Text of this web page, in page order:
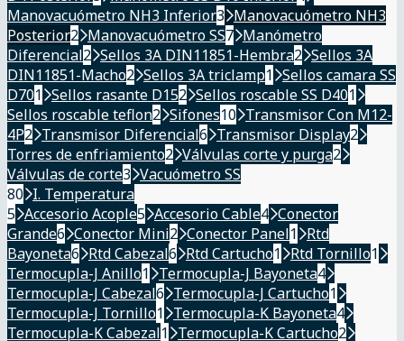
Manovacuómetro NH3 Inferior3 Manovacuómetro NH3
Posterior2 Manovacuómetro SS7 Manómetro
Diferencial2 Sellos 3A DIN11851-Hembra2 Sellos 3A
DIN11851-Macho2 Sellos 3A triclamp1 Sellos camara SS
D701 Sellos rasante D152 Sellos roscable SS D401
Sellos roscable teflon2 Sifones10 Transmisor Con M12-
4P2 Transmisor Diferencial6 Transmisor Display2
Torres de enfriamiento2 Válvulas corte y purga2
Válvulas de corte3 Vacuómetro SS
80 I. Temperatura
5 Accesorio Acople5 Accesorio Cable4 Conector
Grande6 Conector Mini2 Conector Panel1 Rtd
Bayoneta6 Rtd Cabezal6 Rtd Cartucho1 Rtd Tornillo1
Termocupla-J Anillo1 Termocupla-J Bayoneta4
Termocupla-J Cabezal6 Termocupla-J Cartucho1
Termocupla-J Tornillo1 Termocupla-K Bayoneta4
Termocupla-K Cabezal1 Termocupla-K Cartucho2